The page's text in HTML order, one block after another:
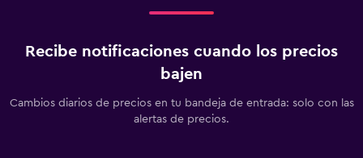
Recibe notificaciones cuando los precios
bajen
Cambios diarios de precios en tu bandeja de entrada: solo con las
alertas de precios.